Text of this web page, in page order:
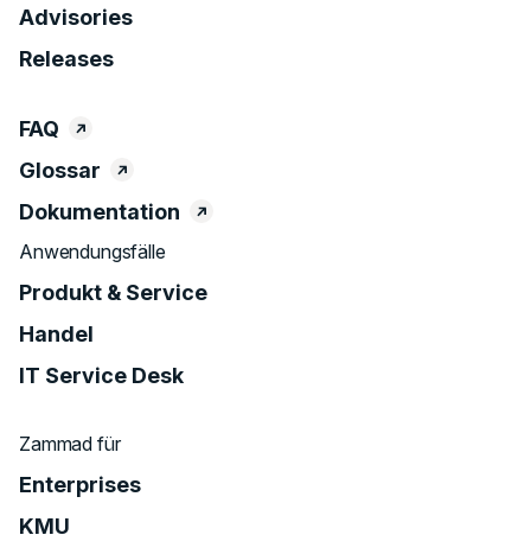
Advisories
Releases
FAQ
Glossar
Dokumentation
Anwendungsfälle
Produkt & Service
Handel
IT Service Desk
Zammad für
Enterprises
KMU